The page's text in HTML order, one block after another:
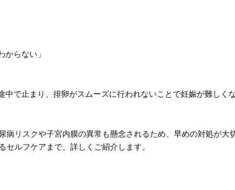
からない」
で止まり、排卵がスムーズに行われないことで妊娠が難し
病リスクや子宮内膜の異常も懸念されるため、早めの対処が
ルフケアまで、詳しくご紹介します。